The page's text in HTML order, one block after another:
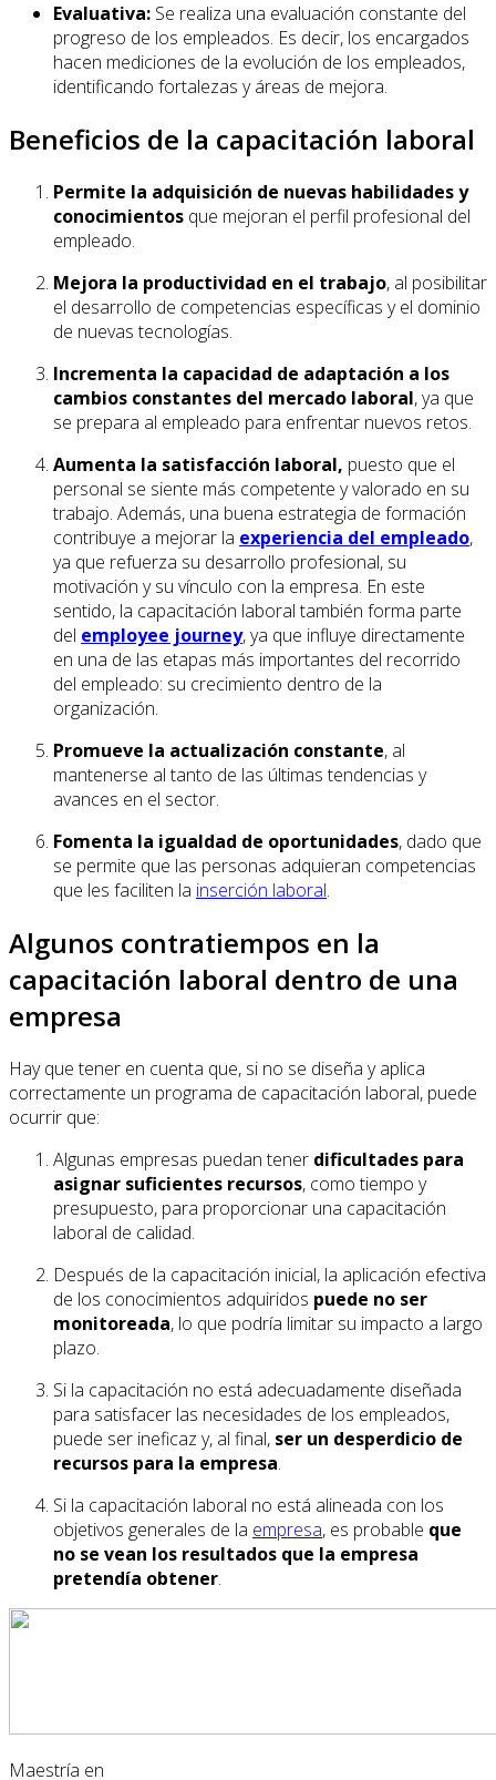
Evaluativa: Se realiza una evaluación constante del
progreso de los empleados. Es decir, los encargados
hacen mediciones de la evolución de los empleados,
identificando fortalezas y áreas de mejora.
Beneficios de la capacitación laboral
Permite la adquisición de nuevas habilidades y
conocimientos que mejoran el perfil profesional del
empleado.
Mejora la productividad en el trabajo, al posibilitar
el desarrollo de competencias específicas y el dominio
de nuevas tecnologías.
Incrementa la capacidad de adaptación a los
cambios constantes del mercado laboral, ya que
se prepara al empleado para enfrentar nuevos retos.
Aumenta la satisfacción laboral, puesto que el
personal se siente más competente y valorado en su
trabajo. Además, una buena estrategia de formación
contribuye a mejorar la experiencia del empleado,
ya que refuerza su desarrollo profesional, su
motivación y su vínculo con la empresa. En este
sentido, la capacitación laboral también forma parte
del employee journey, ya que influye directamente
en una de las etapas más importantes del recorrido
del empleado: su crecimiento dentro de la
organización.
Promueve la actualización constante, al
mantenerse al tanto de las últimas tendencias y
avances en el sector.
Fomenta la igualdad de oportunidades, dado que
se permite que las personas adquieran competencias
que les faciliten la inserción laboral.
Algunos contratiempos en la
capacitación laboral dentro de una
empresa
Hay que tener en cuenta que, si no se diseña y aplica
correctamente un programa de capacitación laboral, puede
ocurrir que:
Algunas empresas puedan tener dificultades para
asignar suficientes recursos, como tiempo y
presupuesto, para proporcionar una capacitación
laboral de calidad.
Después de la capacitación inicial, la aplicación efectiva
de los conocimientos adquiridos puede no ser
monitoreada, lo que podría limitar su impacto a largo
plazo.
Si la capacitación no está adecuadamente diseñada
para satisfacer las necesidades de los empleados,
puede ser ineficaz y, al final, ser un desperdicio de
recursos para la empresa.
Si la capacitación laboral no está alineada con los
objetivos generales de la empresa, es probable que
no se vean los resultados que la empresa
pretendía obtener.
Maestría en